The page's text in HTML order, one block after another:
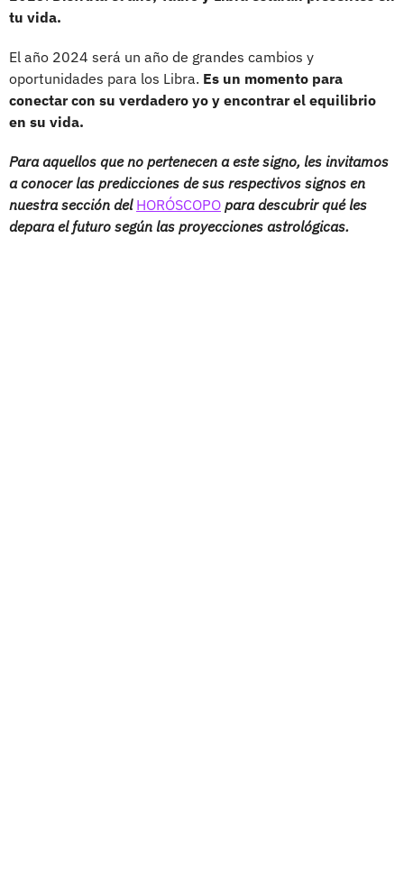
tu vida.
El año 2024 será un año de grandes cambios y
oportunidades para los Libra. Es un momento para
conectar con su verdadero yo y encontrar el equilibrio
en su vida.
Para aquellos que no pertenecen a este signo, les invitamos
a conocer las predicciones de sus respectivos signos en
nuestra sección del HORÓSCOPO para descubrir qué les
depara el futuro según las proyecciones astrológicas.